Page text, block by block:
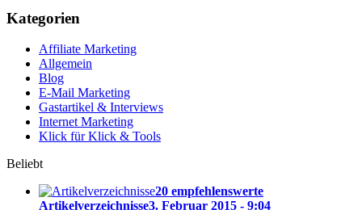
Kategorien
Affiliate Marketing
Allgemein
Blog
E-Mail Marketing
Gastartikel & Interviews
Internet Marketing
Klick für Klick & Tools
Beliebt
20 empfehlenswerte
Artikelverzeichnisse3. Februar 2015 - 9:04